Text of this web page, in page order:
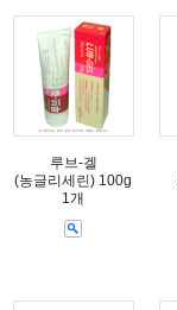
루브-겔
(농글리세린) 100g
1개